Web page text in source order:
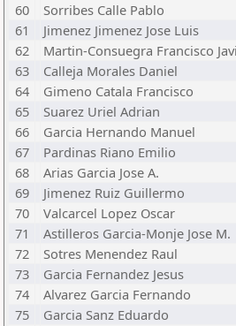
60
Sorribes Calle Pablo
61
Jimenez Jimenez Jose Luis
62
Martin-Consuegra Francisco
63
Calleja Morales Daniel
64
Gimeno Catala Francisco
65
Suarez Uriel Adrian
66
Garcia Hernando Manuel
67
Pardinas Riano Emilio
68
Arias Garcia Jose A.
69
Jimenez Ruiz Guillermo
70
Valcarcel Lopez Oscar
71
Astilleros Garcia-Monje Jose M.
72
Sotres Menendez Raul
73
Garcia Fernandez Jesus
74
Alvarez Garcia Fernando
75
Garcia Sanz Eduardo